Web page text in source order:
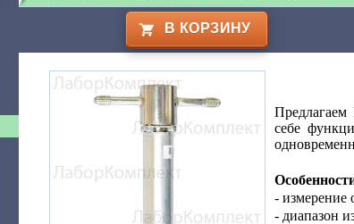
В КОРЗИНУ
себе
- измерение
- диапазон